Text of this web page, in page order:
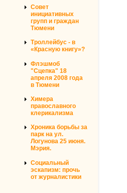
Совет
инициативных
групп и граждан
Тюмени
Троллейбус - в
«Красную книгу»?
Флэшмоб
"Сцепка" 18
апреля 2008 года
в Тюмени
Химера
православного
клерикализма
Хроника борьбы за
парк на ул.
Логунова 25 июня.
Мэрия.
Социальный
эскапизм: прочь
от журналистики